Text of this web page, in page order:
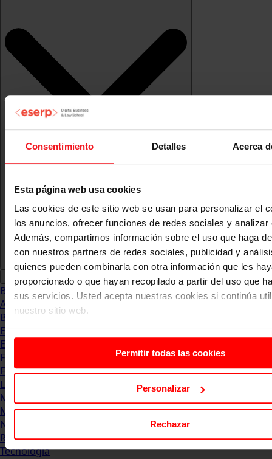
Consentimiento Detalles Acerca
Esta página web usa cookies
Las cookies de este sitio web se usan para personalizar el
los anuncios, ofrecer funciones de redes sociales y analizar
Además, compartimos información sobre el uso que haga
con nuestros partners de redes sociales, publicidad y
quienes pueden combinarla con otra información que les
proporcionado o que hayan recopilado a partir del uso que
sus servicios. Usted acepta nuestras cookies si continúa
nuestro sitio web.
Permitir todas las cookies
Personalizar
Rechazar
Blog
Abogacia
Business
Empleo & Emprendimiento
Empresas
Finanzas
Formación & Estudios
Luxury
Management
Marketing & Comunicación
Negocios
Recursos Humanos
Tecnología